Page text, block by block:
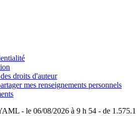
droits d'auteur
mes renseignements personnels
- le 06/08/2026 à 9 h 54 - de 1.575.1